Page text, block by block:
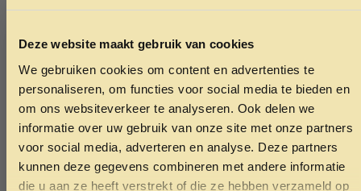
Deze website maakt gebruik van cookies
We gebruiken cookies om content en advertenties te
personaliseren, om functies voor social media te bieden en
om ons websiteverkeer te analyseren. Ook delen we
informatie over uw gebruik van onze site met onze partners
voor social media, adverteren en analyse. Deze partners
kunnen deze gegevens combineren met andere informatie
die u aan ze heeft verstrekt of die ze hebben verzameld op
Categorieën: Boerderijdier,Snacks boerderijdier
Ook interessant
Echt de moeite waard!
ONTVANG 5% KORTING OP
JE EERSTE BESTELLING!